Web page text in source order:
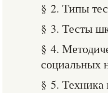
§ 2. Типы
§ 3. Тесты
§ 4.
социальных
§ 5. Техника